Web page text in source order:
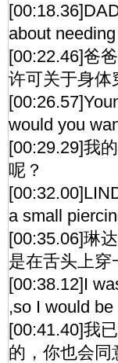
about
[00:22.46]爸
许可关于身体
would you
[00:29.29]我
呢？
a small
[00:35.06]琳
是在舌头上穿
[00:38.12]I
,so I would
[00:41.40]我
的，你也会同